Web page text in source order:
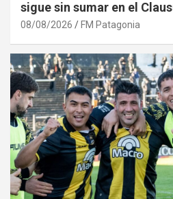
sigue sin sumar en el
08/08/2026 FM Patagonia